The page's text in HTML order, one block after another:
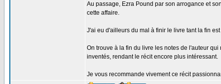
Au passage, Ezra Pound par son arrogance et
cette affaire.
J'ai eu d'ailleurs du mal à finir le livre tant la fin
On trouve à la fin du livre les notes de l'auteur
inventés, rendant le récit encore plus intéressant.
Je vous recommande vivement ce récit